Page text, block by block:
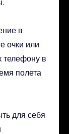
в
очки или
телефону в
полета
для себя